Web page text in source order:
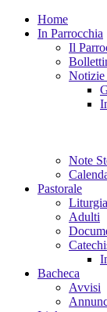
Home
In Parrocchia
Il
Notizie
Note
Pastorale
Liturgia
Adulti
Bacheca
Avvisi